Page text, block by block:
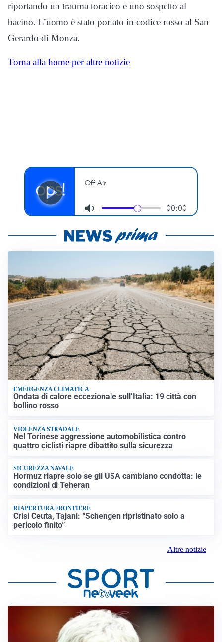
riportando un trauma toracico e uno sospetto al
bacino. L’uomo è stato portato in codice rosso al San
Gerardo di Monza.
Torna alla home per altre notizie
EMERGENZA CLIMATICA
Ondata di calore eccezionale sull’Italia: 19 città con
bollino rosso
VIOLENZA STRADALE
Nel Torinese aggressione automobilistica contro
quattro ciclisti riapre dibattito sulla sicurezza
SICUREZZA NAVALE
Hormuz riapre solo se gli USA cambiano condotta: le
condizioni di Teheran
RIAPERTURA FRONTIERE
Crisi Ceuta, Tajani: “Schengen ripristinato solo a
pericolo finito”
Altre notizie